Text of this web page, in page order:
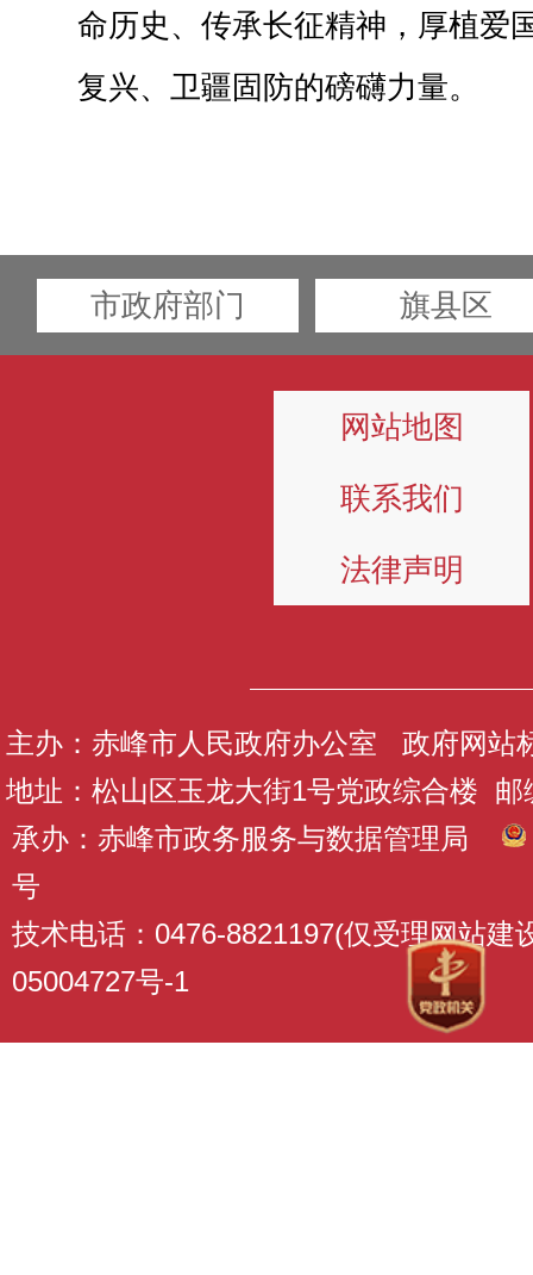
命历史、传承长征精神，厚植爱
复兴、卫疆固防的磅礴力量。
市政府部门 旗县区
网站地图
联系我们
法律声明
主办：赤峰市人民政府办公室 政府网站
地址：松山区玉龙大街1号党政综合楼 邮
承办：赤峰市政务服务与数据管理局
号
技术电话：0476-8821197(仅受理网站建
05004727号-1